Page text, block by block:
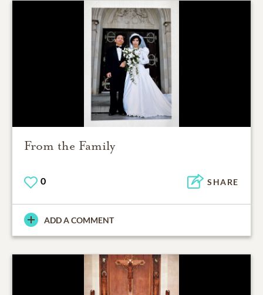
From the Family
0 SHARE
ADD A COMMENT